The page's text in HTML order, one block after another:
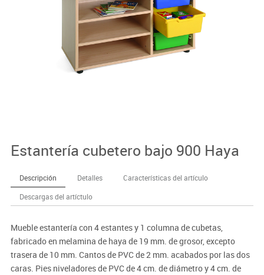
Estantería cubetero bajo 900 Haya
Descripción Detalles
Características del artículo
Descargas del artíctulo
Mueble estantería con 4 estantes y 1 columna de cubetas,
fabricado en melamina de haya de 19 mm. de grosor, excepto
trasera de 10 mm. Cantos de PVC de 2 mm. acabados por las dos
caras. Pies niveladores de PVC de 4 cm. de diámetro y 4 cm. de